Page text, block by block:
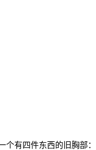
有四件东西的旧胸部